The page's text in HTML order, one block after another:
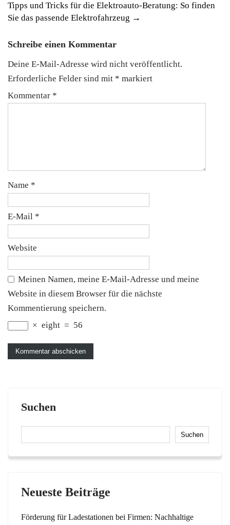
Tipps und Tricks für die Elektroauto-Beratung: So finden
Sie das passende Elektrofahrzeug →
Schreibe einen Kommentar
Deine E-Mail-Adresse wird nicht veröffentlicht.
Erforderliche Felder sind mit * markiert
Kommentar *
Name *
E-Mail *
Website
Meinen Namen, meine E-Mail-Adresse und meine
Website in diesem Browser für die nächste
Kommentierung speichern.
× eight = 56
Suchen
Suchen
Neueste Beiträge
Förderung für Ladestationen bei Firmen: Nachhaltige